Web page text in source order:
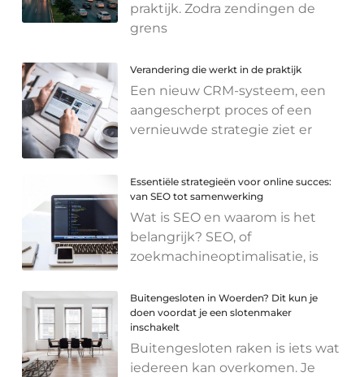
praktijk. Zodra zendingen de
grens
Verandering die werkt in de praktijk
Een nieuw CRM-systeem, een
aangescherpt proces of een
vernieuwde strategie ziet er
Essentiële strategieën voor online succes:
van SEO tot samenwerking
Wat is SEO en waarom is het
belangrijk? SEO, of
zoekmachineoptimalisatie, is
Buitengesloten in Woerden? Dit kun je
doen voordat je een slotenmaker
inschakelt
Buitengesloten raken is iets wat
iedereen kan overkomen. Je